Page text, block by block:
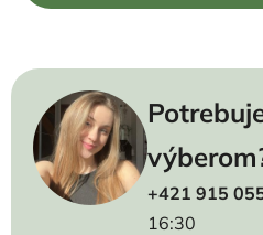
+421 915
16:30